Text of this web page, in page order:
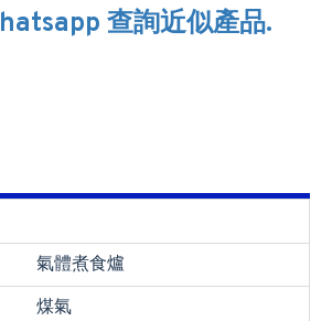
查詢近似產品.
氣體煮食爐
煤氣